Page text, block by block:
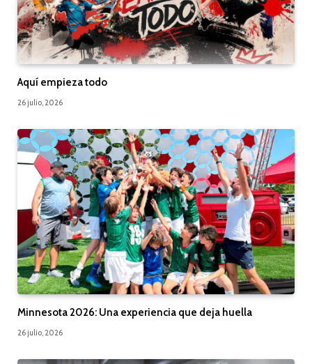
Aquí empieza todo
26 julio, 2026
Minnesota 2026: Una experiencia que deja huella
26 julio, 2026